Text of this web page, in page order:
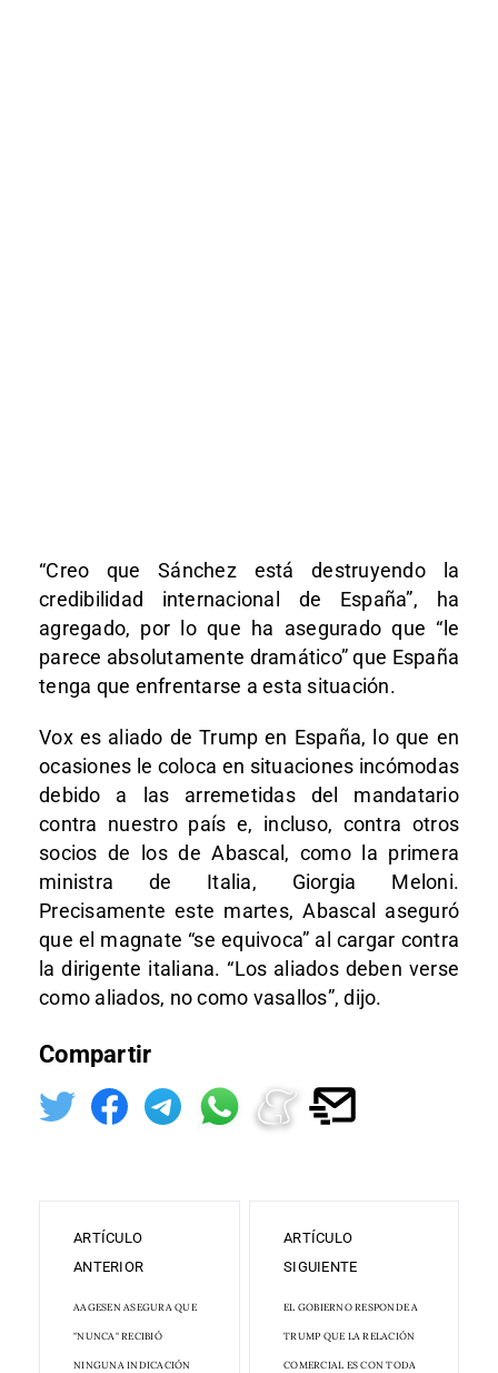
“Creo que Sánchez está destruyendo la
credibilidad internacional de España”, ha
agregado, por lo que ha asegurado que “le
parece absolutamente dramático” que España
tenga que enfrentarse a esta situación.
Vox es aliado de Trump en España, lo que en
ocasiones le coloca en situaciones incómodas
debido a las arremetidas del mandatario
contra nuestro país e, incluso, contra otros
socios de los de Abascal, como la primera
ministra de Italia, Giorgia Meloni.
Precisamente este martes, Abascal aseguró
que el magnate “se equivoca” al cargar contra
la dirigente italiana. “Los aliados deben verse
como aliados, no como vasallos”, dijo.
Compartir
ARTÍCULO
ANTERIOR
AAGESEN ASEGURA QUE
"NUNCA" RECIBIÓ
NINGUNA INDICACIÓN
ARTÍCULO
SIGUIENTE
EL GOBIERNO RESPONDE A
TRUMP QUE LA RELACIÓN
COMERCIAL ES CON TODA